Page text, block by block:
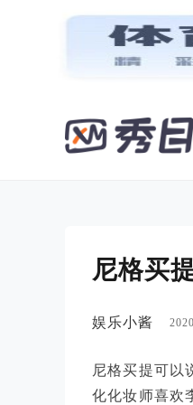
尼格买
娱乐小酱
尼格买提可以
化化妆师喜欢